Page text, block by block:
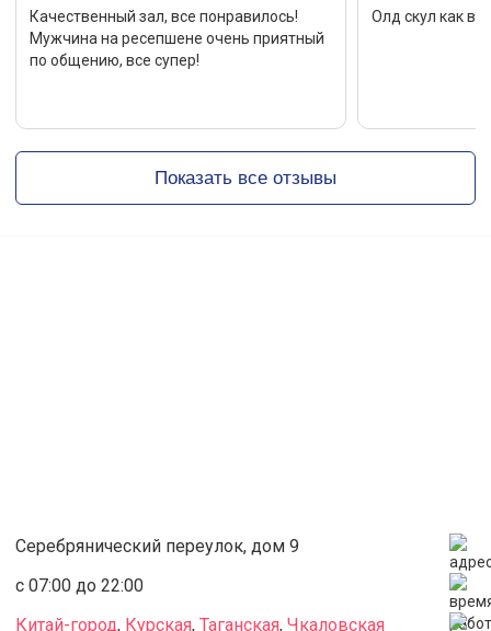
степ-платформы, фитболы, коврики для йоги, гантели и
прочий инвентарь.
Идеальное пространство как для регулярных тренировок,
Качественный зал, все понравилось!
Мужчина на ресепшене очень приятный
по общению, все супер!
Олд скул как в
Показать все отзывы
Серебрянический переулок, дом 9
с 07:00 до 22:00
Китай-город, Курская, Таганская, Чкаловская